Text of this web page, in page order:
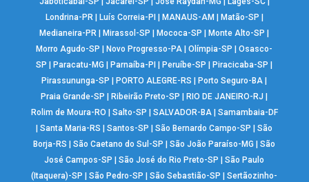
Londrina-PR| Luís Correia-PI MANAUS-AM Matão-SP
Medianeira-PR
Mirassol-SP Mococa-SP Monte Alto-SP
Morro Agudo-SP
Novo Progresso-PA |Olímpia-SP |Osasco-
SP
Paracatu-MG Parnaíba-PI Peruíbe-SP Piracicaba-SP
Pirassununga-SP
PORTO ALEGRE-RS Porto Seguro-BA
Praia Grande-SP
Ribeirão Preto-SP RIO DE JANEIRO-RJ
Rolim de Moura-RO
Salto-SP SALVADOR-BA| Samambaia-DF
|Santa Maria-RS |Santos-SP |São Bernardo Campo-SP |São
Borja-RS
|São Caetano do Sul-SP |São João Paraíso-MG |São
José Campos-SP
|São José do Rio Preto-SP |São Paulo
(Itaquera)-SP
|São Pedro-SP |São Sebastião-SP |Sertãozinho-